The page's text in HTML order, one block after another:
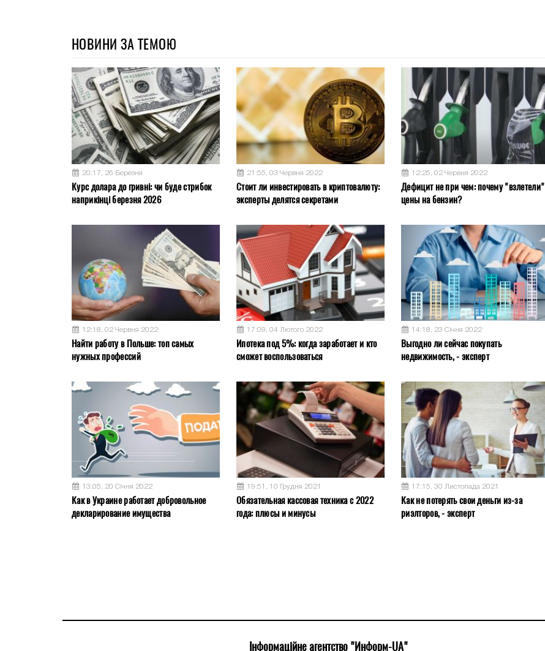
НОВИНИ ЗА ТЕМОЮ
20:17, 26 Березня
Курс долара до гривні: чи буде стрибок
наприкінці березня 2026
21:55, 03 Червня 2022
Стоит ли инвестировать в криптовалюту:
эксперты делятся секретами
12:25, 02 Червня 2022
Дефицит не при чем: почему "взлетели"
цены на бензин?
12:18, 02 Червня 2022
Найти работу в Польше: топ самых
нужных профессий
17:09, 04 Лютого 2022
Ипотека под 5%: когда заработает и кто
сможет воспользоваться
14:18, 23 Січня 2022
Выгодно ли сейчас покупать
недвижимость, - эксперт
13:05, 20 Січня 2022
Как в Украине работает добровольное
декларирование имущества
19:51, 10 Грудня 2021
Обязательная кассовая техника с 2022
года: плюсы и минусы
17:15, 30 Листопада 2021
Как не потерять свои деньги из-за
риэлторов, - эксперт
Інформаційне агентство "Информ-UA"